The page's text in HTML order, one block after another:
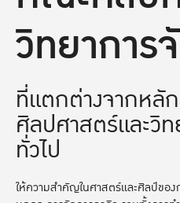
วิทยาการ
ที่แตกต่างจากหลั
ศิลปศาสตร์และวิ
ทั่วไป
ให้ความสำคัญในศาสตร์และศิลป์ขอ